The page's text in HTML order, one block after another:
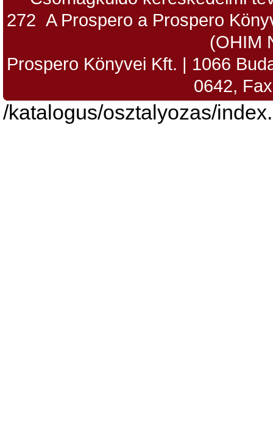
272 A Prospero a Prospero
(OHIM
Prospero Könyvei Kft. | 1066
0642,
/katalogus/osztalyozas/